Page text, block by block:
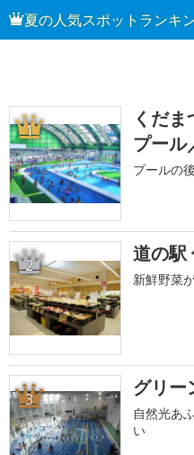
夏の人気スポットランキ
1
くだ
プール
プールの
2 道の駅
新鮮野菜
3 グリー
自然光あ
い